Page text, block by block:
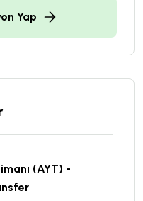
Yap
(AYT) -